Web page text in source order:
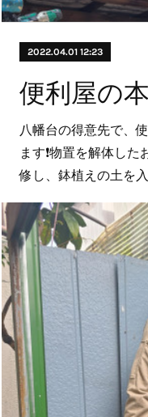
2022.04.01 12:23
便利屋の
八幡台の得意先で、
ます❗物置を解体し
修し、鉢植えの土を